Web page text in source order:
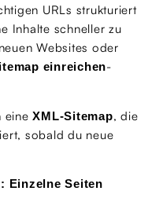
URLs strukturiert
Inhalte schneller zu
Websites oder
einreichen-
eineXML-Sitemap, die
sobald du neue
Einzelne Seiten